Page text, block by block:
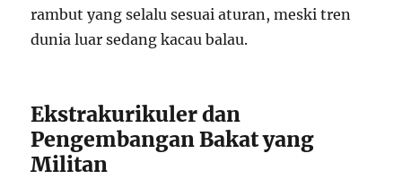
rambut yang selalu sesuai aturan, meski tren
dunia luar sedang kacau balau.
Ekstrakurikuler dan
Pengembangan Bakat yang
Militan